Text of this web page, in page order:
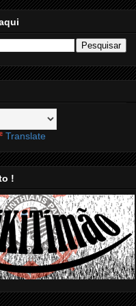
Translate
!